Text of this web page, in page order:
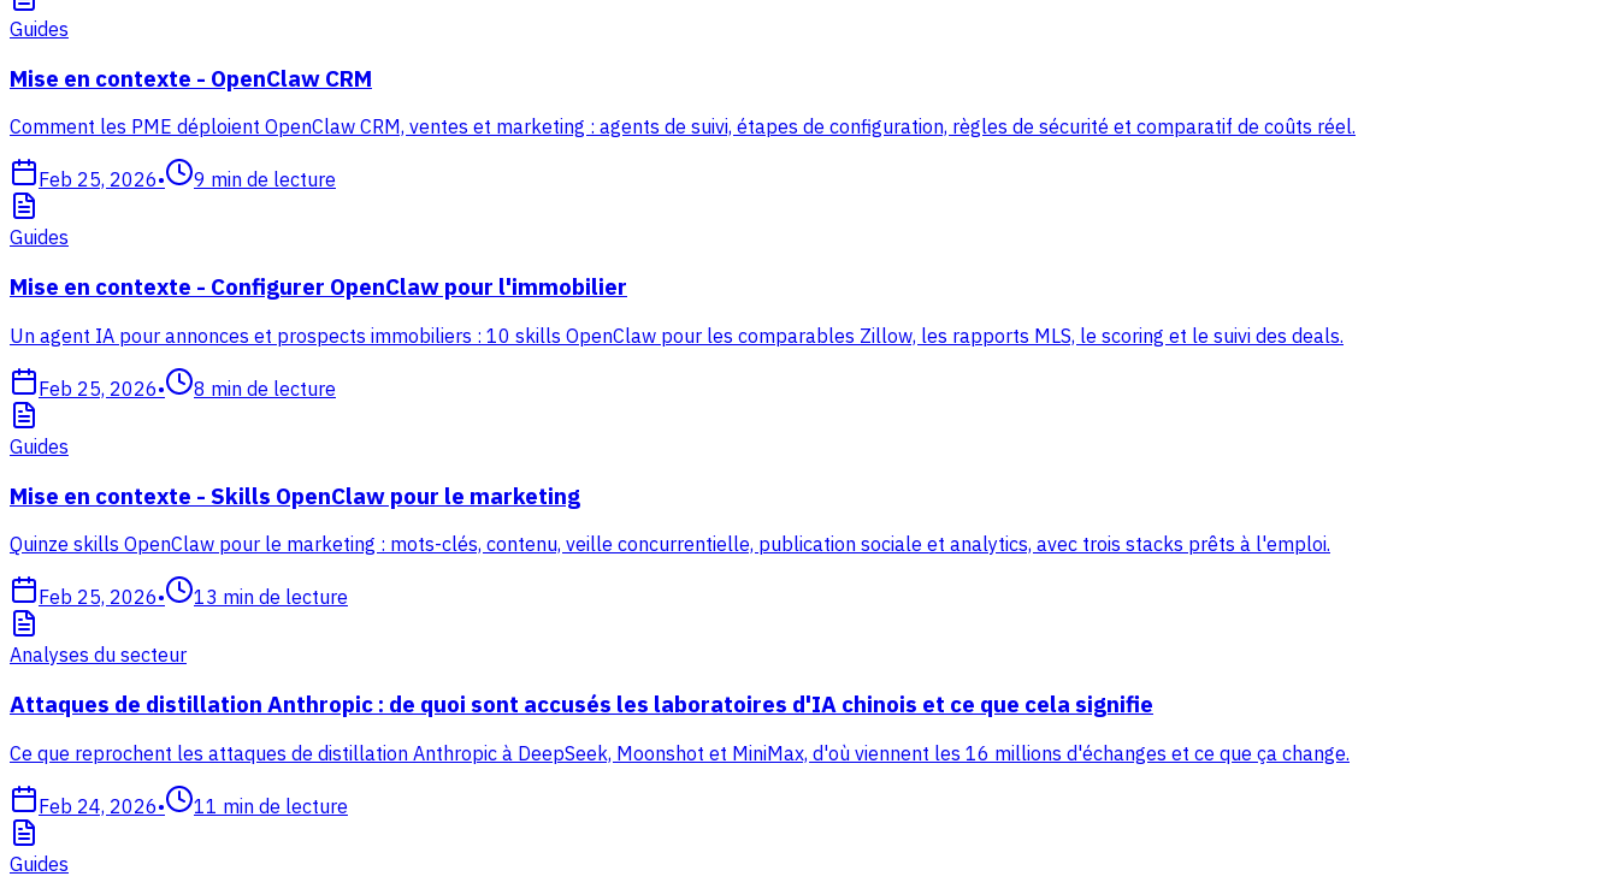
Guides
Mise en contexte - OpenClaw CRM
Comment les PME déploient OpenClaw CRM, ventes et marketing : agents de suivi, étapes de configuration, règles de sécurité et comparatif de coûts réel.
Feb 25, 2026• 9 min de lecture
Guides
Mise en contexte - Configurer OpenClaw pour l'immobilier
Un agent IA pour annonces et prospects immobiliers : 10 skills OpenClaw pour les comparables Zillow, les rapports MLS, le scoring et le suivi des deals.
Feb 25, 2026• 8 min de lecture
Guides
Mise en contexte - Skills OpenClaw pour le marketing
Quinze skills OpenClaw pour le marketing : mots-clés, contenu, veille concurrentielle, publication sociale et analytics, avec trois stacks prêts à l'emploi.
Feb 25, 2026• 13 min de lecture
Analyses du secteur
Attaques de distillation Anthropic : de quoi sont accusés les laboratoires d'IA chinois et ce que cela signifie
Ce que reprochent les attaques de distillation Anthropic à DeepSeek, Moonshot et MiniMax, d'où viennent les 16 millions d'échanges et ce que ça change.
Feb 24, 2026• 11 min de lecture
Guides